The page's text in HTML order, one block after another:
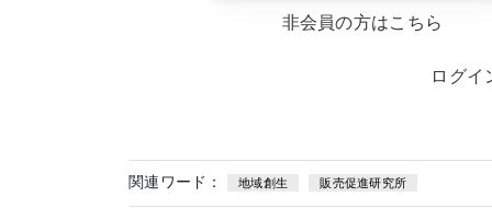
非会員の方はこちら
ログイ
関連ワード： 地域創生 販売促進研究所